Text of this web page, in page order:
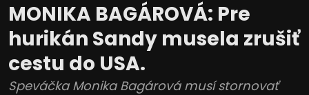
MONIKA BAGÁROVÁ: Pre
hurikán Sandy musela zrušiť
cestu do USA.
Speváčka Monika Bagárová musí stornovať